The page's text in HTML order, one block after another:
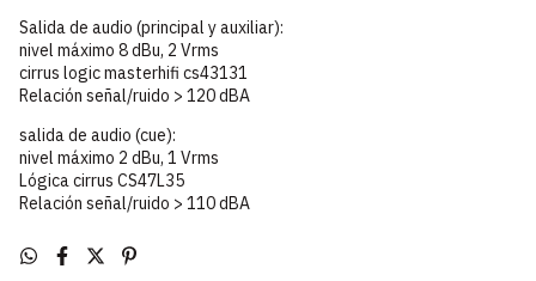
Salida de audio (principal y auxiliar):
nivel máximo 8 dBu, 2 Vrms
cirrus logic masterhifi cs43131
Relación señal/ruido > 120 dBA
salida de audio (cue):
nivel máximo 2 dBu, 1 Vrms
Lógica cirrus CS47L35
Relación señal/ruido > 110 dBA